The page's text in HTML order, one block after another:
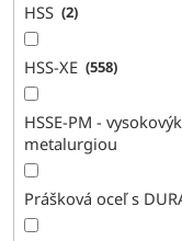
HSS 2
HSS-XE 558
HSSE-PM -
metalurgiou
Prášková oceľ s